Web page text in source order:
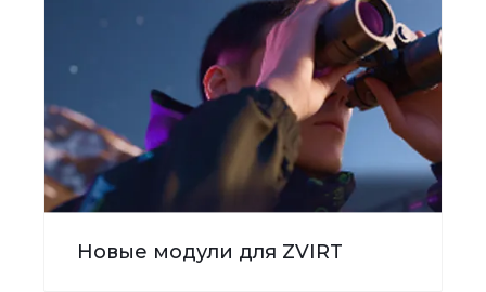
Новые модули для ZVIRT